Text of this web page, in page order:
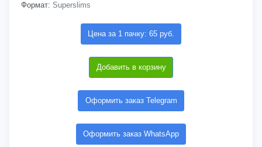
Формат: Superslims
Цена за 1 пачку: 65 руб.
Добавить в корзину
Оформить заказ Telegram
Оформить заказ WhatsApp